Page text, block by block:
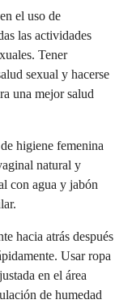
el uso de
las actividades
Tener
sexual y hacerse
una mejor salud
higiene femenina
natural y
con agua y jabón
hacia atrás después
Usar ropa
en el área
de humedad